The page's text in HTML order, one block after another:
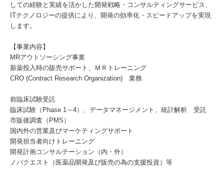
しての経験と実績を活かした開発戦略・コンサルティングサービス、
ITテクノロジーの提供により、開発の効率化・スピードアップを実現
します。
【事業内容】
MRアウトソーシング事業
新薬投入時の販売サポート、ＭＲトレーニング
CRO (Contract Research Organization) 業務
前臨床試験受託
臨床試験（Phase 1～4）、データマネージメント、統計解析 受託
市販後調査（PMS）
国内外の営業及びマーケティングサポート
開発担当者向けトレーニング
開発計画コンサルテーション（内・外）
ノバクエスト（医薬品開発及び販売の為の支援投資）等